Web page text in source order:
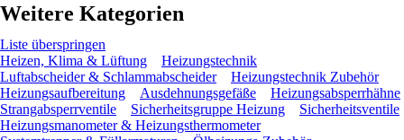
Weitere Kategorien
Liste überspringen
Heizen, Klima & Lüftung
Heizungstechnik
Luftabscheider & Schlammabscheider
Heizungstechnik Zubehör
Heizungsaufbereitung
Ausdehnungsgefäße
Heizungsabsperrhähne
Strangabsperrventile
Sicherheitsgruppe Heizung
Sicherheitsventile
Heizungsmanometer & Heizungsthermometer